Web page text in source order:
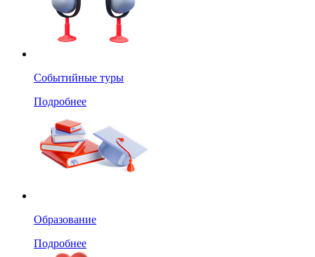
Событийные туры
Подробнее
Образование
Подробнее